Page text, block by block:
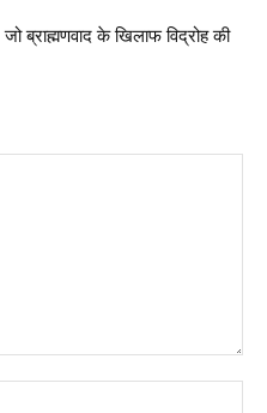
ब्राह्मणवाद के खिलाफ विद्रोह की